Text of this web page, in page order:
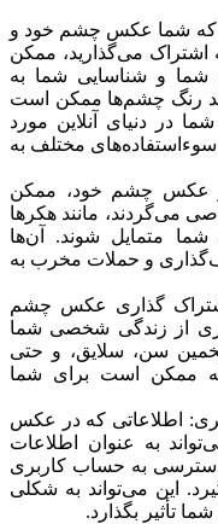
که شما عکس چشم خود و
اشتراک می‌گذارید، ممکن
و شناسایی شما به
رنگ چشم‌ها ممکن است
در دنیای آنلاین مورد
سوءاستفاده‌های مختلف به
عکس چشم خود، ممکن
می‌گردند، مانند هکرها
شما متمایل شوند. آن‌ها
و حملات مخرب به
گذاری عکس چشم
از زندگی شخصی شما
سن، سلایق، و حتی
ممکن است برای شما
اطلاعاتی که در عکس
به عنوان اطلاعات
دسترسی به حساب کاربری
این می‌تواند به شکلی
تأثیر بگذارد.